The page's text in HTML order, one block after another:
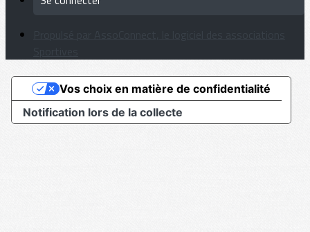
Notification lors de la collecte
Vos choix en matière de confidentialité